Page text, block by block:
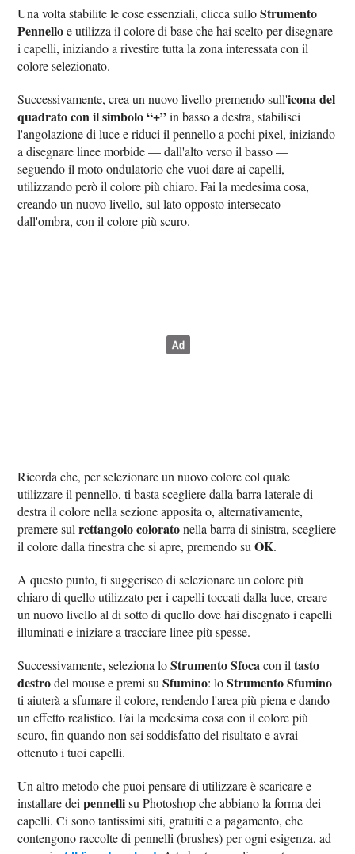
Una volta stabilite le cose essenziali, clicca sulloStrumento
Pennelloe utilizza il colore di base che hai scelto per disegnare
i capelli, iniziando a rivestire tutta la zona interessata con il
colore selezionato.
Successivamente, crea un nuovo livello premendo sull'icona del
quadrato con il simbolo “+”in basso a destra, stabilisci
l'angolazione di luce e riduci il pennello a pochi pixel, iniziando
a disegnare linee morbide — dall'alto verso il basso —
seguendo il moto ondulatorio che vuoi dare ai capelli,
utilizzando però il colore più chiaro. Fai la medesima cosa,
creando un nuovo livello, sul lato opposto intersecato
dall'ombra, con il colore più scuro.
Ricorda che, per selezionare un nuovo colore col quale
utilizzare il pennello, ti basta scegliere dalla barra laterale di
destra il colore nella sezione apposita o, alternativamente,
premere sulrettangolo coloratonella barra di sinistra, scegliere
il colore dalla finestra che si apre, premendo suOK.
A questo punto, ti suggerisco di selezionare un colore più
chiaro di quello utilizzato per i capelli toccati dalla luce, creare
un nuovo livello al di sotto di quello dove hai disegnato i capelli
illuminati e iniziare a tracciare linee più spesse.
Successivamente, seleziona loStrumento Sfoca con iltasto
destrodel mouse e premi suSfumino: loStrumento Sfumino
ti aiuterà a sfumare il colore, rendendo l'area più piena e dando
un effetto realistico. Fai la medesima cosa con il colore più
scuro, fin quando non sei soddisfatto del risultato e avrai
ottenuto i tuoi capelli.
Un altro metodo che puoi pensare di utilizzare è scaricare e
installare deipennellisu Photoshop che abbiano la forma dei
capelli. Ci sono tantissimi siti, gratuiti e a pagamento, che
contengono raccolte di pennelli (brushes) per ogni esigenza, ad